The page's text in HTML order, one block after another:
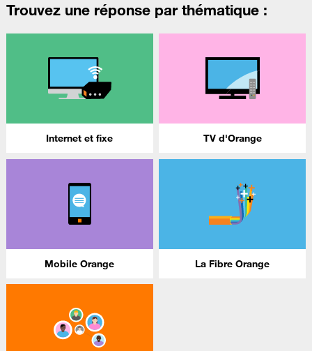
Trouvez une réponse par thématique :
Internet et fixe TV d'Orange
Mobile Orange La Fibre Orange